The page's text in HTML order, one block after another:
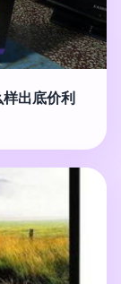
出底价利